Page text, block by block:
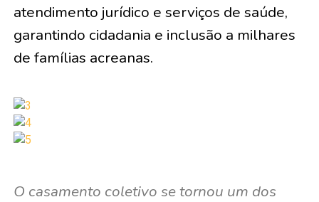
atendimento jurídico e serviços de saúde,
garantindo cidadania e inclusão a milhares
de famílias acreanas.
O casamento coletivo se tornou um dos